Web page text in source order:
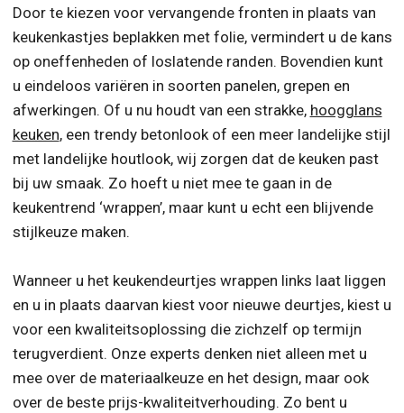
Door te kiezen voor vervangende fronten in plaats van
keukenkastjes beplakken met folie, vermindert u de kans
op oneffenheden of loslatende randen. Bovendien kunt
u eindeloos variëren in soorten panelen, grepen en
afwerkingen. Of u nu houdt van een strakke, hoogglans
keuken, een trendy betonlook of een meer landelijke stijl
met landelijke houtlook, wij zorgen dat de keuken past
bij uw smaak. Zo hoeft u niet mee te gaan in de
keukentrend ‘wrappen’, maar kunt u echt een blijvende
stijlkeuze maken.
Wanneer u het keukendeurtjes wrappen links laat liggen
en u in plaats daarvan kiest voor nieuwe deurtjes, kiest u
voor een kwaliteitsoplossing die zichzelf op termijn
terugverdient. Onze experts denken niet alleen met u
mee over de materiaalkeuze en het design, maar ook
over de beste prijs-kwaliteitverhouding. Zo bent u